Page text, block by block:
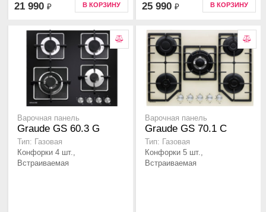
21 990 ₽ В КОРЗИНУ 25 990 ₽ В КОРЗИНУ
Варочная панель
Graude GS 60.3 G
Тип: Газовая
Конфорки 4 шт.,
Встраиваемая
Варочная панель
Graude GS 70.1 C
Тип: Газовая
Конфорки 5 шт.,
Встраиваемая